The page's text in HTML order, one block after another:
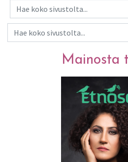
Haku
Haku
Mainosta